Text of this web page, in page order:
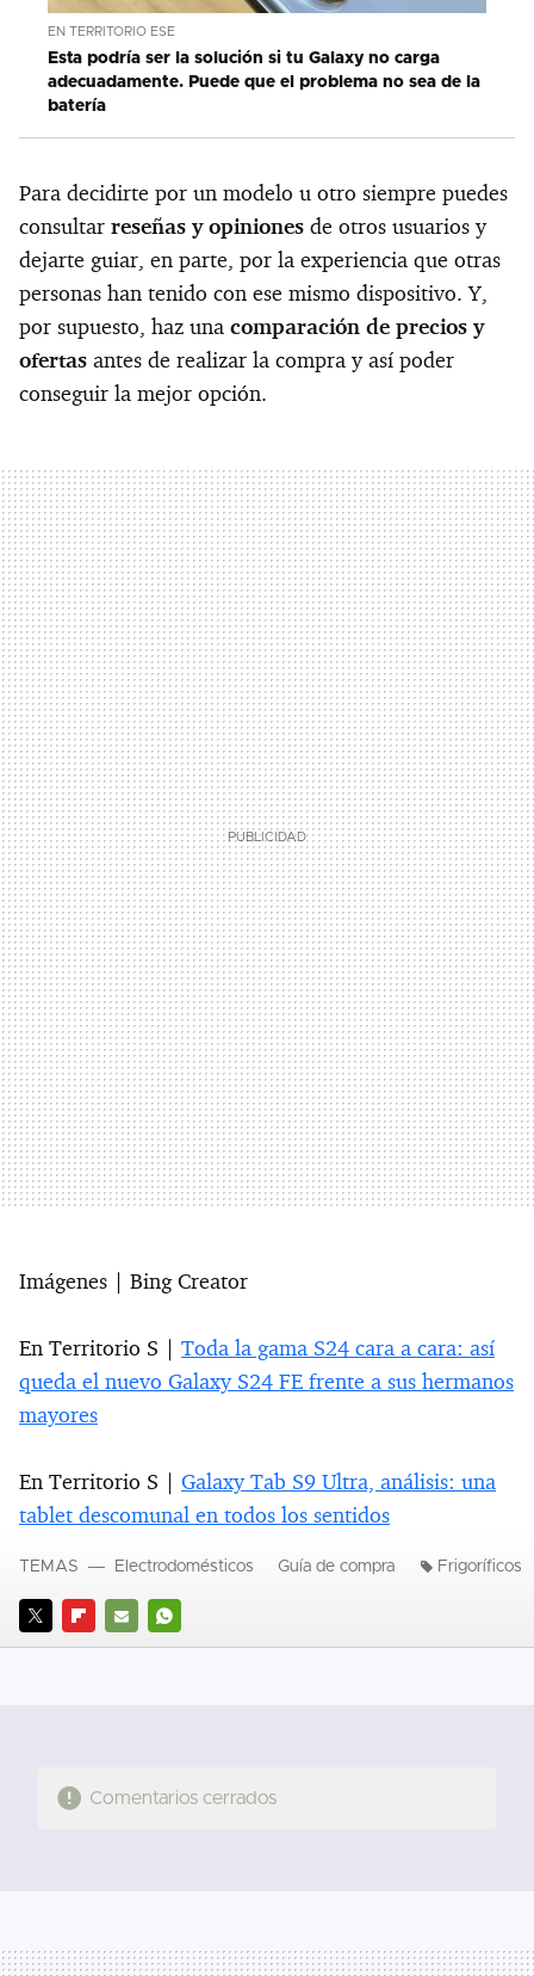
EN TERRITORIO ESE
Esta podría ser la solución si tu Galaxy no carga
adecuadamente. Puede que el problema no sea de la
batería
Para decidirte por un modelo u otro siempre puedes
consultar reseñas y opiniones de otros usuarios y
dejarte guiar, en parte, por la experiencia que otras
personas han tenido con ese mismo dispositivo. Y,
por supuesto, haz una comparación de precios y
ofertas antes de realizar la compra y así poder
conseguir la mejor opción.
Imágenes | Bing Creator
En Territorio S | Toda la gama S24 cara a cara: así
queda el nuevo Galaxy S24 FE frente a sus hermanos
mayores
En Territorio S | Galaxy Tab S9 Ultra, análisis: una
tablet descomunal en todos los sentidos
TWITTERFLIPBOARD
E- WHATSAPP
TEMAS Electrodomésticos Guía de compra Frigoríficos
Comentarios cerrados